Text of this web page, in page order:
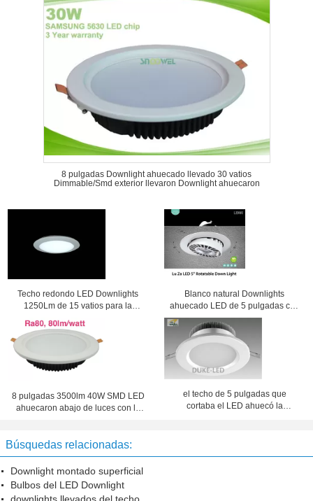
8 pulgadas Downlight ahuecado llevado 30 vatios
Dimmable/Smd exterior llevaron Downlight ahuecaron
Techo redondo LED Downlights
1250Lm de 15 vatios para la
iluminación del hotel
Blanco natural Downlights
ahuecado LED de 5 pulgadas con
ahorro de la energía
8 pulgadas 3500lm 40W SMD LED
ahuecaron abajo de luces con la
el techo de 5 pulgadas que
cortaba el LED ahuecó la
Búsquedas relacionadas:
Downlight montado superficial
Bulbos del LED Downlight